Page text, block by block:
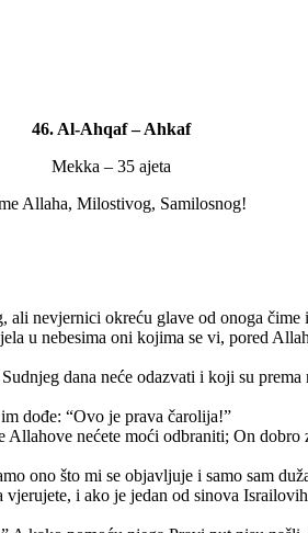
46. Al-Ahqaf – Ahkaf
Mekka – 35 ajeta
Allaha, Milostivog, Samilosnog!
nevjernici okreću glave od onoga čime
u nebesima oni kojima se vi, pored
dana neće odazvati i koji su
dođe: “Ovo je prava čarolija!”
nećete moći odbraniti; On
ono što mi se objavljuje i samo sam
i ako je jedan od sinova